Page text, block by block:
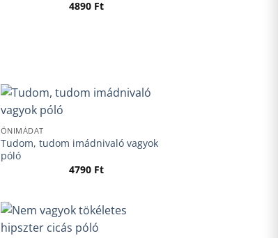
4890 Ft
ÖNIMÁDAT
Tudom, tudom imádnivaló vagyok
póló
4790 Ft